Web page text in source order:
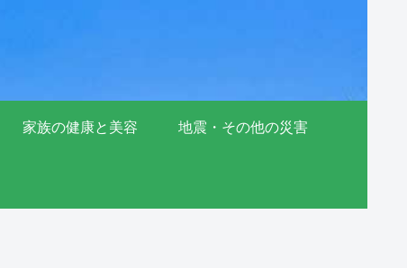
家族の健康と美容 地震・その他の災害